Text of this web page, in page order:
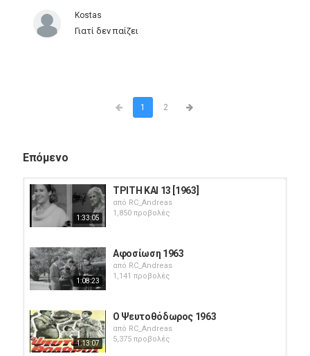
Kostas
Γιατί δεν παίζει
1 2
Επόμενο
1:33:05
ΤΡΙΤΗ ΚΑΙ 13 [1963]
από RC_Andreas
1,850 προβολές
1:08:23
Αφοσίωση 1963
από RC_Andreas
1,141 προβολές
1:13:07
Ο Ψευτοθόδωρος 1963
από RC_Andreas
5,375 προβολές